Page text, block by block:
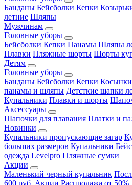
Банданы Бейсболки Кепки
летние Шляпы
Мужчинам
Головные уборы
Бейсболки Кепки Панамы Шляпы
Плавки Пляжные шорты Шорты
Детям
Головные уборы
Банданы Бейсболки Кепки
панамы и шляпы Детсткие шапки
Купальники Плавки и шорты
Аксессуары
Шапочки для плавания Платки и
Новинки
Купальники пропускающие загар
больших размеров Купальники
одежда Levelpro Пляжные сумки
Акции
Маленький черный купальник
600 руб. Акции Распродажа от 50%